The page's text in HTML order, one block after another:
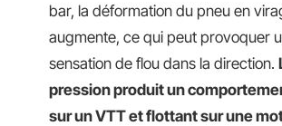
bar, la déformation du pneu en
augmente, ce qui peut provoquer
sensation de flou dans la direction.
pression produit un
sur un VTT et flottant sur une